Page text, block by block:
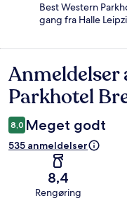
Best Western
gang fra Halle
Anmeldelser
Anmeldelser
Parkhotel
8,0 Meget godt
535 anmeldelser
8,4
Rengøring